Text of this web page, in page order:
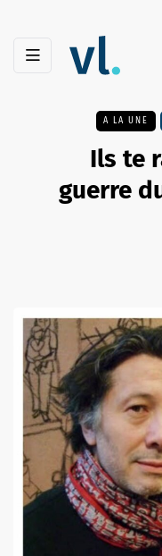
A LA UNE
Ils te
guerre